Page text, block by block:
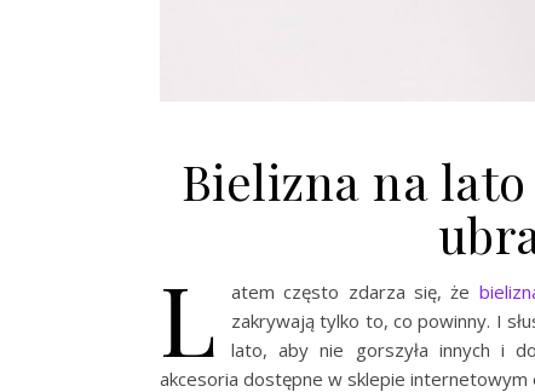
Bielizna na
L atem często zdarza się, że
zakrywają tylko to, co powinny. I
lato, aby nie gorszyła innych i
akcesoria dostępne w sklepie internetowym